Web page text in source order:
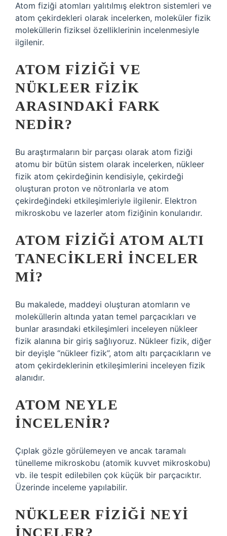
Atom fiziği atomları yalıtılmış elektron sistemleri ve
atom çekirdekleri olarak incelerken, moleküler fizik
moleküllerin fiziksel özelliklerinin incelenmesiyle
ilgilenir.
ATOM FIZIĞI VE
NÜKLEER FIZIK
ARASINDAKI FARK
NEDIR?
Bu araştırmaların bir parçası olarak atom fiziği
atomu bir bütün sistem olarak incelerken, nükleer
fizik atom çekirdeğinin kendisiyle, çekirdeği
oluşturan proton ve nötronlarla ve atom
çekirdeğindeki etkileşimleriyle ilgilenir. Elektron
mikroskobu ve lazerler atom fiziğinin konularıdır.
ATOM FIZIĞI ATOM ALTI
TANECIKLERI INCELER
MI?
Bu makalede, maddeyi oluşturan atomların ve
moleküllerin altında yatan temel parçacıkları ve
bunlar arasındaki etkileşimleri inceleyen nükleer
fizik alanına bir giriş sağlıyoruz. Nükleer fizik, diğer
bir deyişle “nükleer fizik”, atom altı parçacıkların ve
atom çekirdeklerinin etkileşimlerini inceleyen fizik
alanıdır.
ATOM NEYLE
INCELENIR?
Çıplak gözle görülemeyen ve ancak taramalı
tünelleme mikroskobu (atomik kuvvet mikroskobu)
vb. ile tespit edilebilen çok küçük bir parçacıktır.
Üzerinde inceleme yapılabilir.
NÜKLEER FIZIĞI NEYI
INCELER?